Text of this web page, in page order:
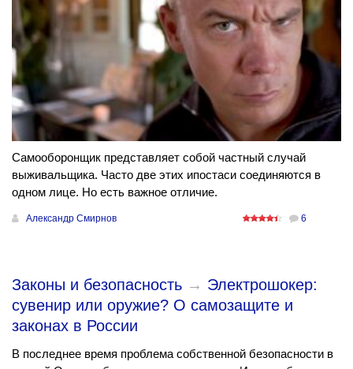
Самооборонщик представляет собой частный случай
выживальщика. Часто две этих ипостаси соединяются в
одном лице. Но есть важное отличие.
Александр Смирнов 6
Законы и безопасность → Электрошокер:
сувенир или оружие? О самозащите и
законах в России
В последнее время проблема собственной безопасности в